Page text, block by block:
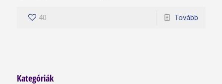
40 Tovább
Kategóriák